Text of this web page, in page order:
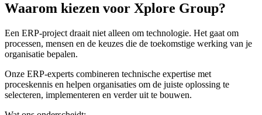
Waarom kiezen voor Xplore Group?
Een ERP-project draait niet alleen om technologie. Het gaat om
processen, mensen en de keuzes die de toekomstige werking van je
organisatie bepalen.
Onze ERP-experts combineren technische expertise met
proceskennis en helpen organisaties om de juiste oplossing te
selecteren, implementeren en verder uit te bouwen.